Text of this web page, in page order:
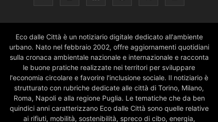
Eco dalle Città è un notiziario digitale dedicato all'ambiente
urbano. Nato nel febbraio 2002, offre aggiornamenti quotidiani
sulla cronaca ambientale nazionale e internazionale e racconta
le buone pratiche realizzate nei territori per sviluppare
l'economia circolare e favorire l'inclusione sociale. Il notiziario è
strutturato con rubriche dedicate alle città di Torino, Milano,
Roma, Napoli e alla regione Puglia. Le tematiche che da ben
quindici anni caratterizzano Eco dalle Città sono quelle relative
ai rifiuti, mobilità, sostenibilità, spreco di cibo, energia,